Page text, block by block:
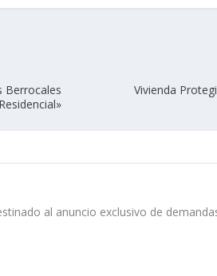
Berrocales
Vivienda
al anuncio exclusivo de